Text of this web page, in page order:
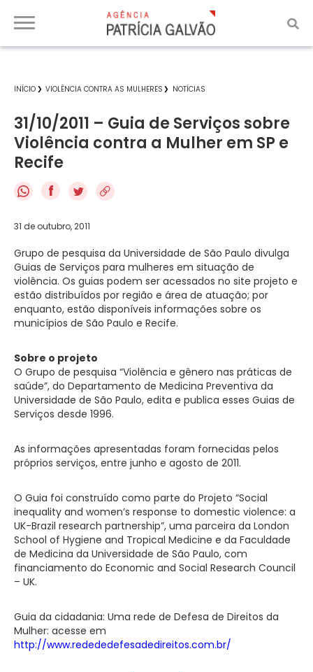
INÍCIO VIOLÊNCIA CONTRA AS MULHERES NOTÍCIAS
31/10/2011 – Guia de Serviços sobre
Violência contra a Mulher em SP e
Recife
f
31 de outubro, 2011
Grupo de pesquisa da Universidade de São Paulo divulga
Guias de Serviços para mulheres em situação de
violência. Os guias podem ser acessados no site projeto e
estão distribuídos por região e área de atuação; por
enquanto, estão disponíveis informações sobre os
municípios de São Paulo e Recife.
Sobre o projeto
O Grupo de pesquisa “Violência e gênero nas práticas de
saúde”, do Departamento de Medicina Preventiva da
Universidade de São Paulo, edita e publica esses Guias de
Serviços desde 1996.
As informações apresentadas foram fornecidas pelos
próprios serviços, entre junho e agosto de 2011.
O Guia foi construído como parte do Projeto “Social
inequality and women’s response to domestic violence: a
UK-Brazil research partnership”, uma parceira da London
School of Hygiene and Tropical Medicine e da Faculdade
de Medicina da Universidade de São Paulo, com
financiamento do Economic and Social Research Council
– UK.
Guia da cidadania: Uma rede de Defesa de Direitos da
Mulher: acesse em
http://www.redededefesadedireitos.com.br/